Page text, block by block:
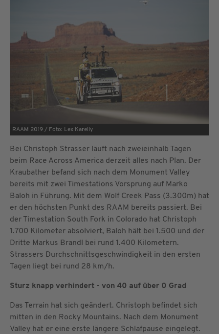
RAAM 2019 / Foto: Lex Karelly
Bei Christoph Strasser läuft nach zweieinhalb Tagen
beim Race Across America derzeit alles nach Plan. Der
Kraubather befand sich nach dem Monument Valley
bereits mit zwei Timestations Vorsprung auf Marko
Baloh in Führung. Mit dem Wolf Creek Pass (3.300m) hat
er den höchsten Punkt des RAAM bereits passiert. Bei
der Timestation South Fork in Colorado hat Christoph
1.700 Kilometer absolviert, Baloh hält bei 1.500 und der
Dritte Markus Brandl bei rund 1.400 Kilometern.
Strassers Durchschnittsgeschwindigkeit in den ersten
Tagen liegt bei rund 28 km/h.
Sturz knapp verhindert - von 40 auf über 0 Grad
Das Terrain hat sich geändert. Christoph befindet sich
mitten in den Rocky Mountains. Nach dem Monument
Valley hat er eine erste längere Schlafpause eingelegt.